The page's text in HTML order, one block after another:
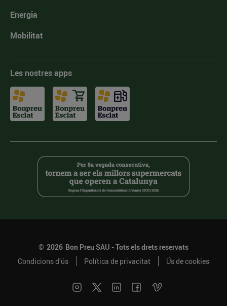
Energia
Mobilitat
Les nostres apps
© 2026 Bon Preu SAU - Tots els drets reservats
Condicions d’ús
Política de privacitat Ús de cookies